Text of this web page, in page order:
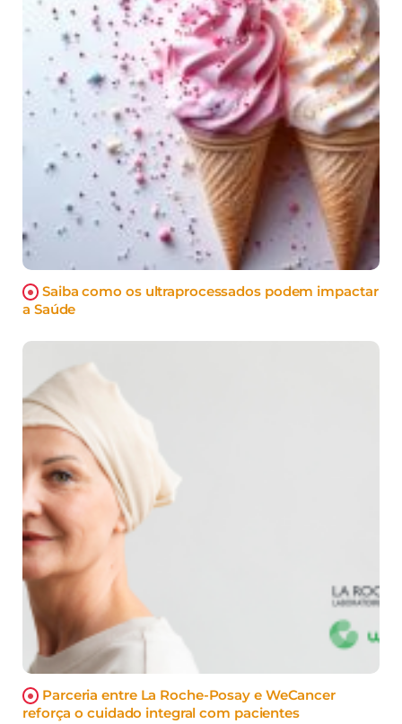
Saiba como os ultraprocessados podem impactar
a Saúde
Parceria entre La Roche-Posay e WeCancer
reforça o cuidado integral com pacientes